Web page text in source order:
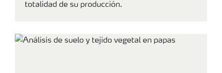
totalidad de su producción.